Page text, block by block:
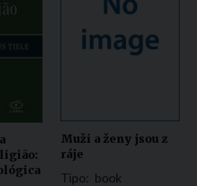
Muži a ženy jsou z
ráje
Tipo: book